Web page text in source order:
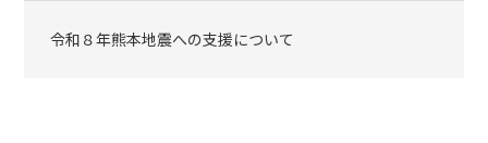
令和８年熊本地震への支援について